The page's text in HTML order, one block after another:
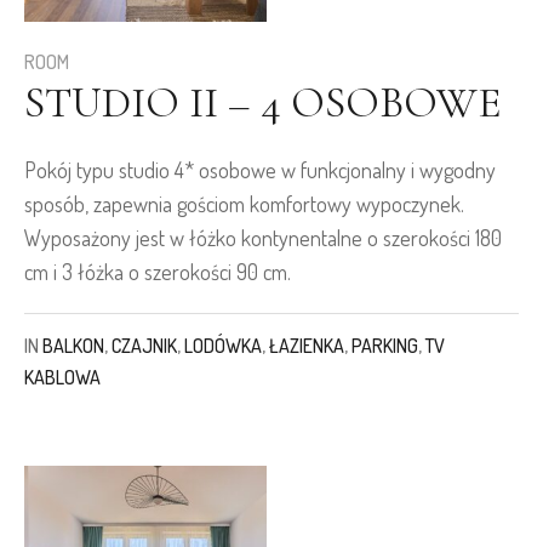
ROOM
STUDIO II – 4 OSOBOWE
Pokój typu studio 4* osobowe w funkcjonalny i wygodny
sposób, zapewnia gościom komfortowy wypoczynek.
Wyposażony jest w łóżko kontynentalne o szerokości 180
cm i 3 łóżka o szerokości 90 cm.
IN BALKON,CZAJNIK,LODÓWKA,ŁAZIENKA,PARKING,TV
KABLOWA